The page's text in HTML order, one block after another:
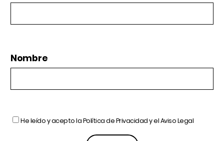
Nombre
He leído y acepto laPolítica de Privacidady elAviso Legal